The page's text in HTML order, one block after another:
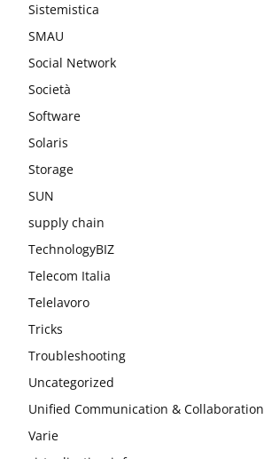
Sistemistica
SMAU
Social Network
Società
Software
Solaris
Storage
SUN
supply chain
TechnologyBIZ
Telecom Italia
Telelavoro
Tricks
Troubleshooting
Uncategorized
Unified Communication & Collaboration
Varie